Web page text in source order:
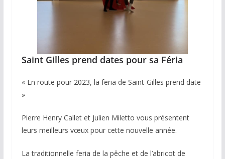
Saint Gilles prend dates pour sa Féria
« En route pour 2023, la feria de Saint-Gilles prend date
»
Pierre Henry Callet et Julien Miletto vous présentent
leurs meilleurs vœux pour cette nouvelle année.
La traditionnelle feria de la pêche et de l’abricot de